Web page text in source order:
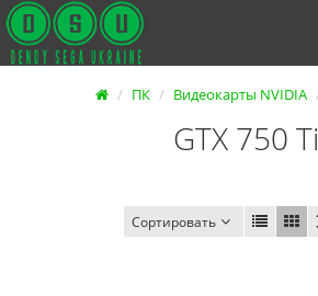
ПК Видеокарты NVIDIA
GTX 750 Ti
Сортировать